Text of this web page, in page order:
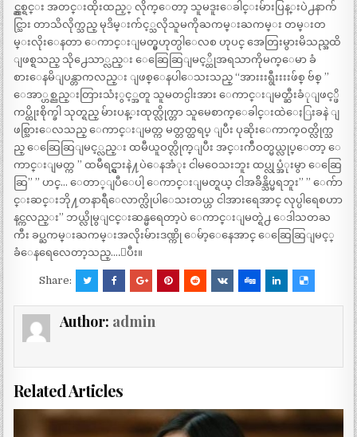
င္ညွစ္ရင္း အတင္းထိုးထည့္ လိုက္ေတာ့ သူမဒူးေခါင္းမ်ားပြန္းပဲ႕နာက်
င္သြား တာသိလိုက္သည္ မုဒိမ္းက်င့္သလိုသူမကိုႀကမ္းႀကမ္း တမ္းတ
မ္းလိုးေနတာ ေကာင္းျမတ္မွဟုတ္ပါေလစ ဟုပင္ အေတြးမွားမိသည္အထိ
ျဖစ္ရသည္ သို႕ေသာ္လည္း ေဆြေဆြျမင့္ထိုအရသာကိုမက္ေမာ ခံ
စားေနမိျပန္တာကလည္း ျဖစ္ေနပါေသးသည္ “အားးးရွီးးးးဖ်စ္ ဗ်စ္ ”
ေအာ္ဟစ္ညည္းတြားသံႏွင့္အတူ သူမတင္ပါးအား ေကာင္းျမတ္ဆီးခံုျဖင့္ဖိ
ကပ္ထိုးစိုက္ခါ သုတ္ရည္ မ်ားပန္းထုတ္လိုက္တာ သူမေစာက္ေခါင္းထဲေႏြးခနဲ ျ
ဖစ္သြားေလသည္ ေကာင္းျမတ္က မတ္တတ္ထရပ္ ျပီး ပုဆိုးေကာက္ဝတ္လိုက္သ
ည္ ေဆြေဆြျမင့္လည္း ထမီယူဝတ္လိုက္ျပီး အင္းက်ီဝတ္မယ္လုပ္ေတာ့ ေ
ကာင္းျမတ္က ” ထမီရင္ရွားနဲ႔ပဲေနအံုး ငါမဝေသးဘူး ထပ္လုပ္အံုးမွာ ေဆြေ
ဆြ” ” ဟင္… ေတာ္ျပီေပါ့ ေကာင္းျမတ္ရယ္ ငါအခ်ိန္သိပ္မရဘူး” ” ေက်ာ
င္းဆင္းဘို႔တနာရီေလာက္လိုပါေသးတယ္ဟ ငါအားရေအာင္ လုပ္ပါရေစဟာ
နင္ကလည္း” ဘယ္လိုမွျငင္းဆန္မရေတာ့ပဲ ေကာင္းျမတ္ရဲ႕ ေဒါသတႀ
ကီး ခပ္ႀကမ္းႀကမ္းအလိုးမ်ားဒဏ္ကို ေမ်ာ့ေနေအာင္ ေဆြေဆြျမင့္
ခံေနရေလေတာ့သည္….ျပီး။
Share:
Author: admin
Related Articles